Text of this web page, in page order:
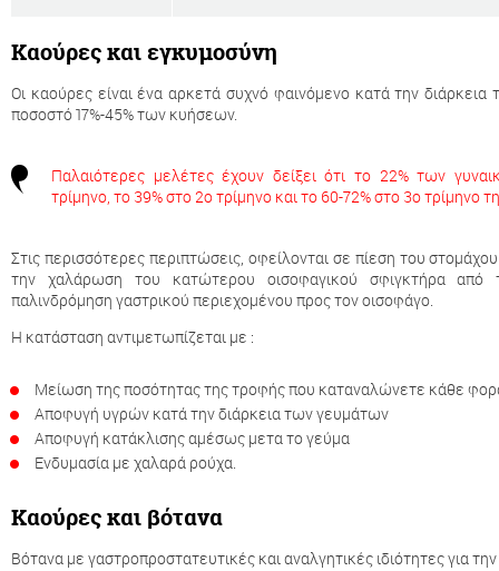
Καούρες και εγκυμοσύνη
Οι καούρες είναι ένα αρκετά συχνό φαινόμενο κατά την διάρκεια
ποσοστό 17%-45% των κυήσεων.
Παλαιότερες μελέτες έχουν δείξει ότι το 22% των
τρίμηνο, το 39% στο 2ο τρίμηνο και το 60-72% στο 3ο τρίμηνο
Στις περισσότερες περιπτώσεις, οφείλονται σε πίεση του
την χαλάρωση του κατώτερου οισοφαγικού σφιγκτήρα από
παλινδρόμηση γαστρικού περιεχομένου προς τον οισοφάγο.
Η κατάσταση αντιμετωπίζεται με :
Μείωση της ποσότητας της τροφής που καταναλώνετε κάθε
Αποφυγή υγρών κατά την διάρκεια των γευμάτων
Αποφυγή κατάκλισης αμέσως μετα το γεύμα
Ενδυμασία με χαλαρά ρούχα.
Καούρες και βότανα
Βότανα με γαστροπροστατευτικές και αναλγητικές ιδιότητες για